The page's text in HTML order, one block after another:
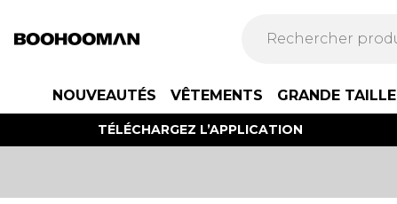
NOUVEAUTÉS VÊTEMENTS GRANDE TAILLE
TÉLÉCHARGEZ L’APPLICATION